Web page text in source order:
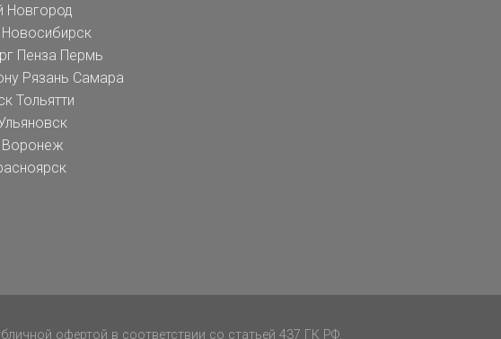
Новгород
Новосибирск
Пенза Пермь
Рязань Самара
Тольятти
Воронеж
офертой в соответствии со статьей 437 ГК РФ.